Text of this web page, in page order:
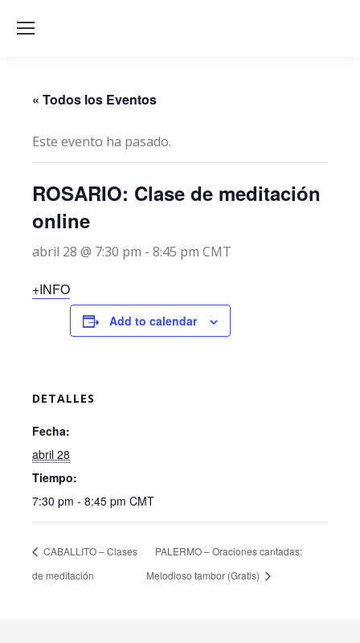
« Todos los Eventos
Este evento ha pasado.
ROSARIO: Clase de meditación
online
abril 28 @ 7:30 pm - 8:45 pm CMT
+INFO
Add to calendar
DETALLES
Fecha:
abril 28
Tiempo:
7:30 pm - 8:45 pm CMT
CABALLITO – Clases
de meditación
PALERMO – Oraciones cantadas:
Melodioso tambor (Gratis)